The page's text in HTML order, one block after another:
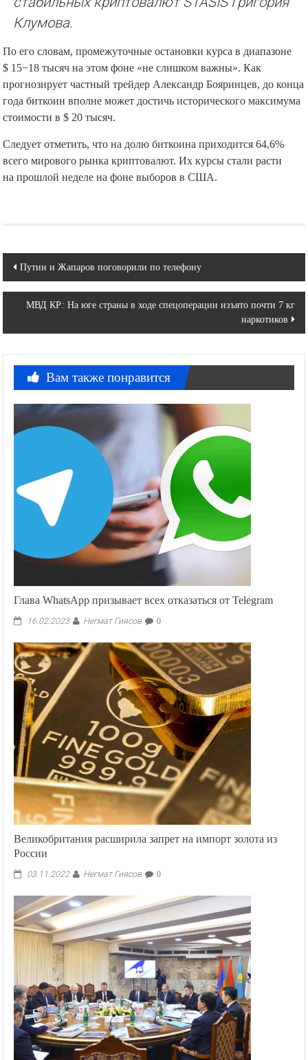
Клумова.
По его словам, промежуточные остановки курса в диапазоне
$ 15−18 тысяч на этом фоне «не слишком важны». Как
прогнозирует частный трейдер Александр Бояринцев, до конца
года биткоин вполне может достичь исторического максимума
стоимости в $ 20 тысяч.
Следует отметить, что на долю биткоина приходится 64,6%
всего мирового рынка криптовалют. Их курсы стали расти
на прошлой неделе на фоне выборов в США.
Навигация
по
записям
Путин и Жапаров поговорили по телефону
МВД КР: На юге страны в ходе спецоперации изъято почти 7 кг
наркотиков
Вам также понравится
Глава WhatsApp призывает всех отказаться от Telegram
16.02.2023 Негмат Гиясов 0
Великобритания расширила запрет на импорт золота из
России
03.11.2022 Негмат Гиясов 0